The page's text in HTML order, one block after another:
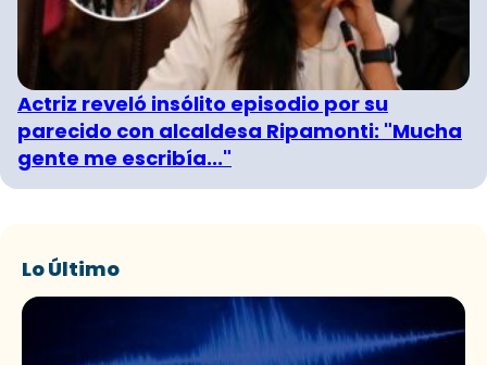
Actriz reveló insólito episodio por su
parecido con alcaldesa Ripamonti: "Mucha
gente me escribía..."
Lo Último